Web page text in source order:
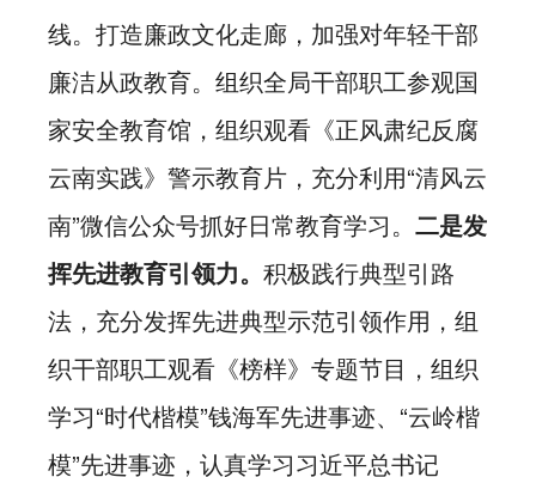
线。打造廉政文化走廊，加强对年轻干部
廉洁从政教育。组织全局干部职工参观国
家安全教育馆，组织观看《正风肃纪反腐
云南实践》警示教育片，充分利用“清风云
南”微信公众号抓好日常教育学习。 二是发
挥先进教育引领力。 积极践行典型引路
法，充分发挥先进典型示范引领作用，组
织干部职工观看《榜样》专题节目，组织
学习“时代楷模”钱海军先进事迹、“云岭楷
模”先进事迹，认真学习习近平总书记